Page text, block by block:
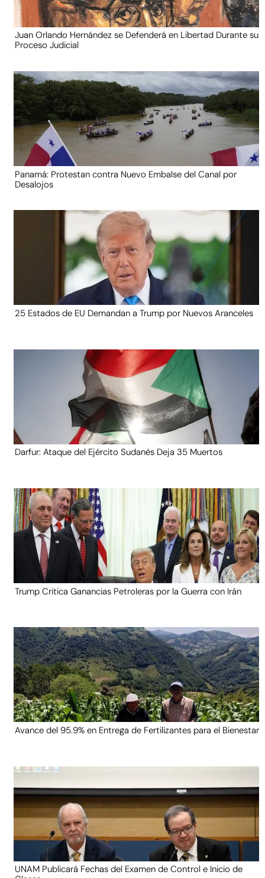
Juan Orlando Hernández se Defenderá en Libertad Durante su
Proceso Judicial
Panamá: Protestan contra Nuevo Embalse del Canal por
Desalojos
25 Estados de EU Demandan a Trump por Nuevos Aranceles
Darfur: Ataque del Ejército Sudanés Deja 35 Muertos
Trump Critica Ganancias Petroleras por la Guerra con Irán
Avance del 95.9% en Entrega de Fertilizantes para el Bienestar
UNAM Publicará Fechas del Examen de Control e Inicio de